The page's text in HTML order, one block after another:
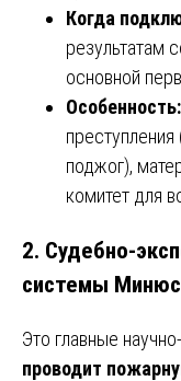
Когда
результатам
основной
Особенность:
поджог),
комитет для
2. Судебно-
системы
Это главные
проводит